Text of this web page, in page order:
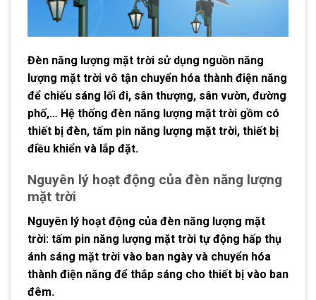
Đèn năng lượng mặt trời sử dụng nguồn năng
lượng mặt trời vô tận chuyển hóa thành điện năng
để chiếu sáng lối đi, sân thượng, sân vườn, đường
phố,… Hệ thống đèn năng lượng mặt trời gồm có
thiết bị đèn, tấm pin năng lượng mặt trời, thiết bị
điều khiển và lắp đặt.
Nguyên lý hoạt động của đèn năng lượng
mặt trời
Nguyên lý hoạt động của đèn năng lượng mặt
trời: tấm pin năng lượng mặt trời tự động hấp thụ
ánh sáng mặt trời vào ban ngày và chuyển hóa
thành điện năng để thắp sáng cho thiết bị vào ban
đêm.